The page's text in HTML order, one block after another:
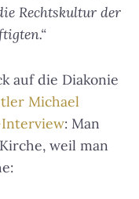
Rechtskultur der
auf die Diakonie
Michael
: Man
weil man